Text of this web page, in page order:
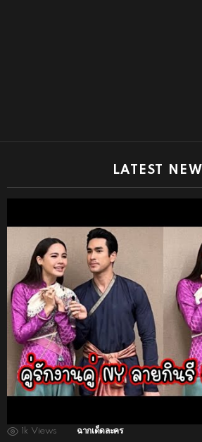
LATEST NEW
1k Views ฉากเด็ดละคร